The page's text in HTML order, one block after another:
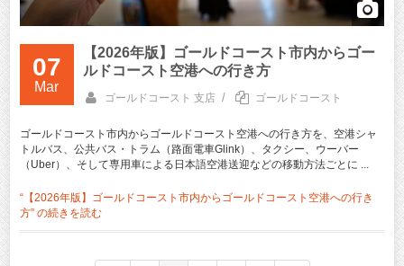
07
Mar
【2026年版】ゴールドコースト市内からゴー
ルドコースト空港への行き方
ゴールドコースト 支店 / ゴールドコースト
ゴールドコースト市内からゴールドコースト空港への行き方を、空港シャ
トルバス、公共バス・トラム（路面電車Glink）、タクシー、ウーバー
（Uber）、そして専用車による日本語空港送迎などの移動方法ごとに ...
“【2026年版】ゴールドコースト市内からゴールドコースト空港への行き
方” の続きを読む